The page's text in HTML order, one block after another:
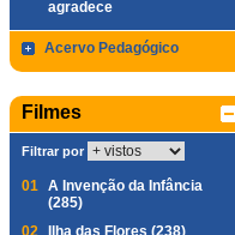
agradece
Acervo Pedagógico
Filmes
Filtrar por
01 A Invenção da Infância
(285)
02
Ilha das Flores (238)